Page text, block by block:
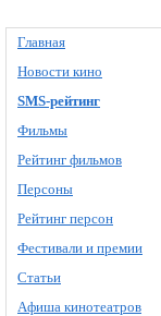
Главная
Новости кино
SMS-рейтинг
Фильмы
Рейтинг фильмов
Персоны
Рейтинг персон
Фестивали и премии
Статьи
Афиша кинотеатров